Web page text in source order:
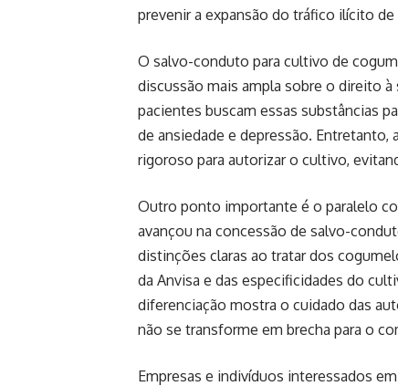
prevenir a expansão do tráfico ilícito
O salvo-conduto para cultivo de
discussão mais ampla sobre o direito
pacientes buscam essas substâncias
de ansiedade e depressão.
rigoroso para autorizar o cultivo,
Outro ponto importante é o paralelo
avançou na concessão de salvo-
distinções claras ao tratar dos
da Anvisa e das especificidades do
diferenciação mostra o cuidado das
não se transforme em brecha para o
Empresas e indivíduos interessados